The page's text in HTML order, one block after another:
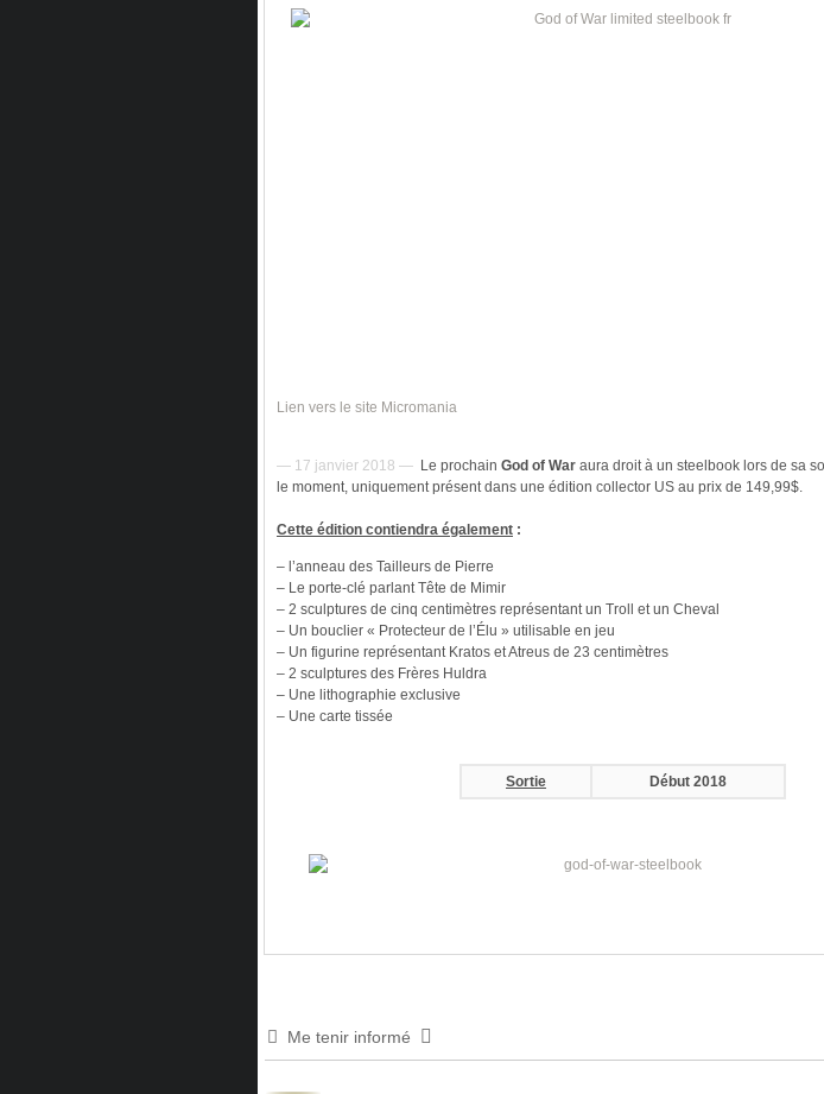
Lien vers le site Micromania
— 17 janvier 2018 — Le prochain God of War aura droit à un steelbook lors de sa
le moment, uniquement présent dans une édition collector US au prix de 149,99$.
Cette édition contiendra également :
– l’anneau des Tailleurs de Pierre
– Le porte-clé parlant Tête de Mimir
– 2 sculptures de cinq centimètres représentant un Troll et un Cheval
– Un bouclier « Protecteur de l’Élu » utilisable en jeu
– Un figurine représentant Kratos et Atreus de 23 centimètres
– 2 sculptures des Frères Huldra
– Une lithographie exclusive
– Une carte tissée
Sortie Début 2018
Me tenir informé